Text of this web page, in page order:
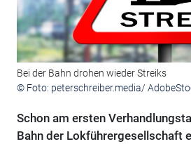
Bei der Bahn drohen wieder Streiks
© Foto: peterschreiber.media/
Schon am ersten
Bahn der Lokführergesellschaft